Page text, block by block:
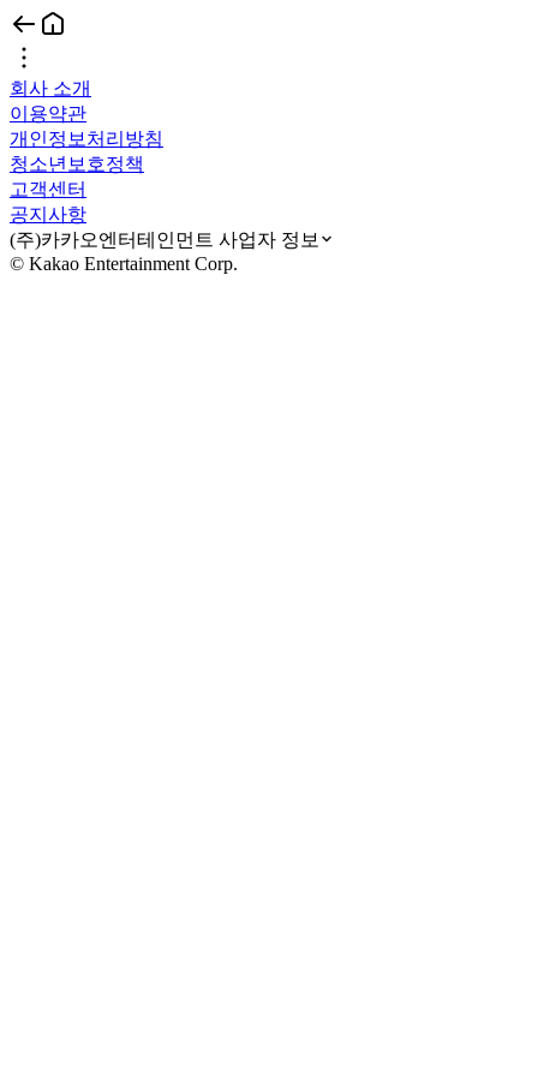
회사 소개
이용약관
개인정보처리방침
청소년보호정책
고객센터
공지사항
(주)카카오엔터테인먼트 사업자 정보
© Kakao Entertainment Corp.